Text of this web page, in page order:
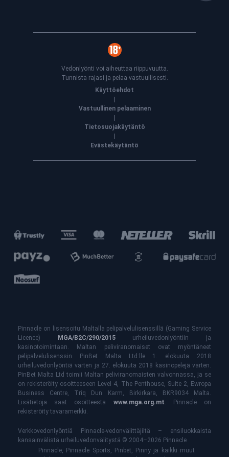
Vedonlyönti voi aiheuttaa riippuvuutta.
Tunnista rajasi ja pelaa vastuullisesti.
Käyttöehdot
Vastuullinen pelaaminen
Tietosuojakäytäntö
Evästekäytäntö
Pinnacle on lisensoitu Maltalla pelipalvelulisenssillä (Gaming Service
Licence)
MGA/B2C/290/2015urheiluvedonlyöntiin ja
kasinotoimintaan. Maltan peliviranomaiset ovat myöntäneet
pelipalvelulisenssin PinBet Malta Ltd:lle 1. elokuuta 2018
urheiluvedonlyöntiä varten ja 27. elokuuta 2018 kasinopelejä varten.
PinBet Malta Ltd toimii Maltan peliviranomaisten valvonnassa, ja se
on rekisteröity osoitteeseen Level 4, The Penthouse, Suite 2, Ewropa
Business Centre, Triq Dun Karm, Birkirkara, BKR9034 Malta.
Lisätietoja saat osoitteesta www.mga.org.mt. Pinnacle on
rekisteröity tavaramerkki.
Verkkovedonlyöntiä Pinnacle-vedonvälittäjiltä – ensiluokkaista
kansainvälistä urheiluvedonvälitystä © 2004–2026 Pinnacle
Pinnacle, Pinnacle Sports, Pinbet, Pinny ja kaikki muut